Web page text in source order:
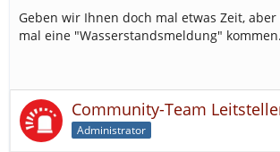
Geben wir Ihnen doch mal etwas Zeit,
mal eine "Wasserstandsmeldung"
Community-Team
Administrator